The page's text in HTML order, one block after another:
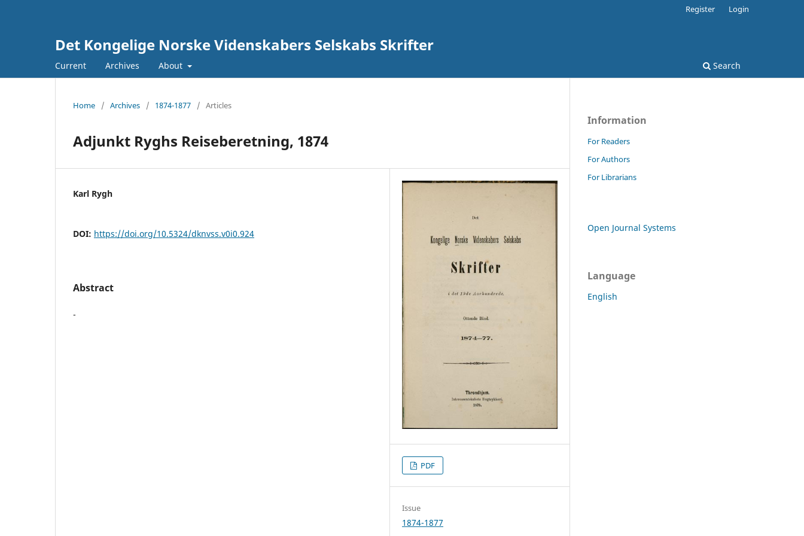
Det Kongelige Norske Videnskabers Selskabs Skrifter
Current Archives About Search
Register Login
Home / Archives / 1874-1877 / Articles
Adjunkt Ryghs Reiseberetning, 1874
Karl Rygh
DOI: https://doi.org/10.5324/dknvss.v0i0.924
Abstract
-
PDF
Issue
1874-1877
Information
For Readers
For Authors
For Librarians
Open Journal Systems
Language
English